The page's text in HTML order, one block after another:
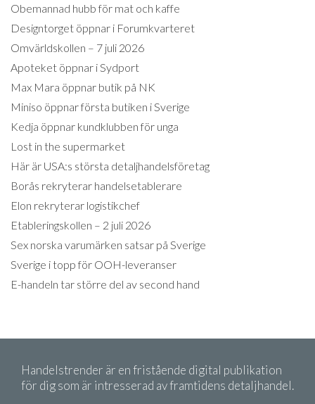
Obemannad hubb för mat och kaffe
Designtorget öppnar i Forumkvarteret
Omvärldskollen – 7 juli 2026
Apoteket öppnar i Sydport
Max Mara öppnar butik på NK
Miniso öppnar första butiken i Sverige
Kedja öppnar kundklubben för unga
Lost in the supermarket
Här är USA:s största detaljhandelsföretag
Borås rekryterar handelsetablerare
Elon rekryterar logistikchef
Etableringskollen – 2 juli 2026
Sex norska varumärken satsar på Sverige
Sverige i topp för OOH-leveranser
E-handeln tar större del av second hand
Handelstrender är en fristående digital publikation
för dig som är intresserad av framtidens detaljhandel.